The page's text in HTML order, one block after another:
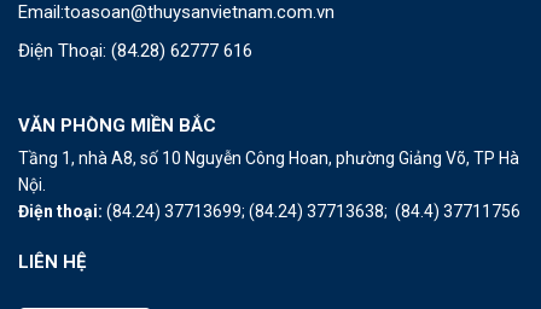
Email:toasoan@thuysanvietnam.com.vn
Điện Thoại: (84.28) 62777 616
VĂN PHÒNG MIỀN BẮC
Tầng 1, nhà A8, số 10 Nguyễn Công Hoan, phường Giảng Võ, TP Hà
Nội.
Điện thoại: (84.24) 37713699; (84.24) 37713638; (84.4) 37711756
LIÊN HỆ